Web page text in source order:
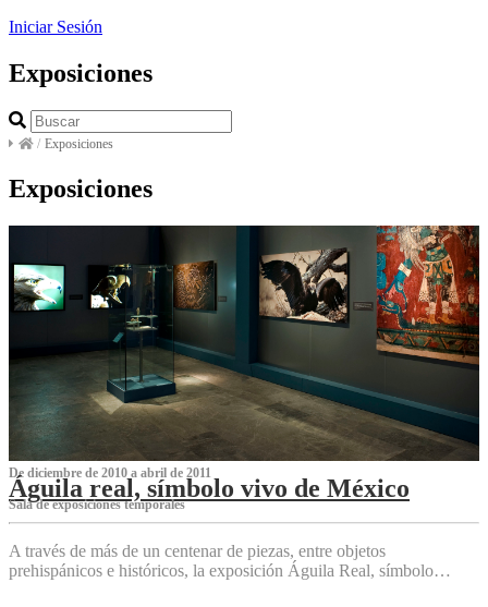
Iniciar Sesión
Exposiciones
/ Exposiciones
Exposiciones
De diciembre de 2010 a abril de 2011
Águila real, símbolo vivo de México
Sala de exposiciones temporales
A través de más de un centenar de piezas, entre objetos
prehispánicos e históricos, la exposición Águila Real, símbolo…